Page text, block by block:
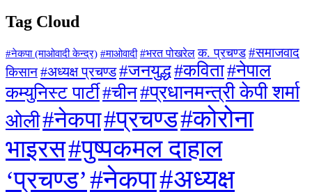
Tag Cloud
#नेकपा (माओवादी केन्द्र) #माओवादी #भरत पोखरेल क. प्रचण्ड #समाजवाद
किसान#अध्यक्ष प्रचण्ड#जनयुद्ध#कविता#नेपाल
कम्युनिस्ट पार्टी#चीन#प्रधानमन्त्री केपी शर्मा
ओली#नेकपा#प्रचण्ड#कोरोना
भाइरस#पुष्पकमल दाहाल
‘प्रचण्ड’#नेकपा#अध्यक्ष